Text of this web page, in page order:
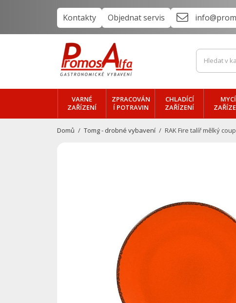
Kontakty Objednat servis
VARNÉ
ZAŘÍZENÍ
ZPRACOVÁN
Í POTRAVIN
CHLADÍCÍ
ZAŘÍZENÍ
MYCÍ
Domů Tomg - drobné vybavení RAK Fire talíř mělký